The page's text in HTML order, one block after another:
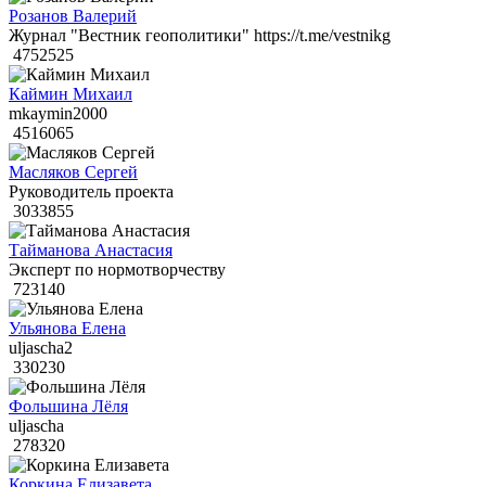
Розанов Валерий
Журнал "Вестник геополитики" https://t.me/vestnikg
4752525
Каймин Михаил
mkaymin2000
4516065
Масляков Сергей
Руководитель проекта
3033855
Тайманова Анастасия
Эксперт по нормотворчеству
723140
Ульянова Елена
uljascha2
330230
Фольшина Лёля
uljascha
278320